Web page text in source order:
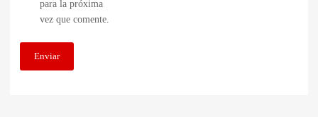
para la próxima
vez que comente.